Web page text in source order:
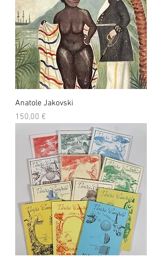
Anatole Jakovski
Prix
150,00 €